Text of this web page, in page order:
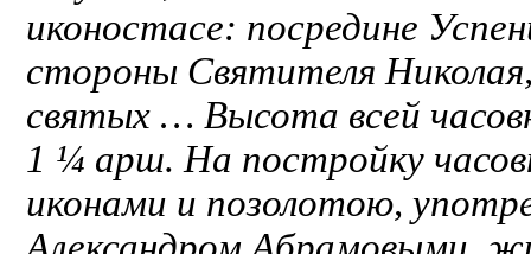
иконостасе: посредине
стороны Святителя
святых … Высота всей
1 ¼ арш. На постройку
иконами и позолотою,